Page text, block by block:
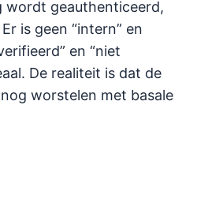
wordt geauthenticeerd,
is geen “intern” en
en “niet
De realiteit is dat de
worstelen met basale